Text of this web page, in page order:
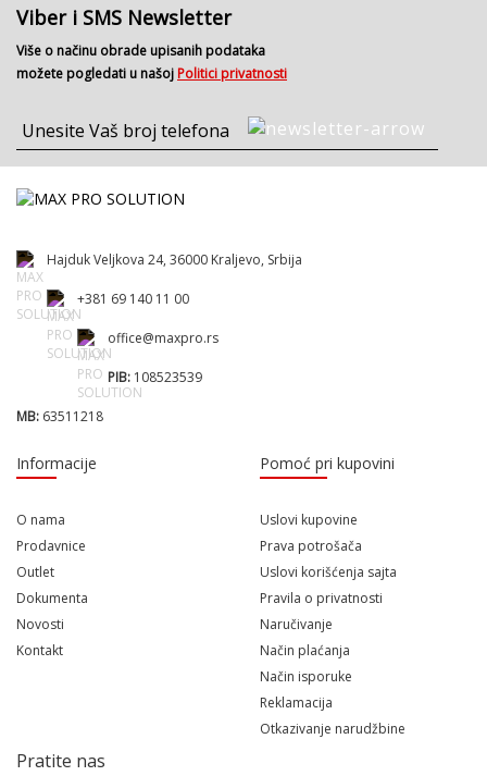
Viber i SMS Newsletter
Više o načinu obrade upisanih podataka
možete pogledati u našoj Politici privatnosti
Hajduk Veljkova 24, 36000 Kraljevo, Srbija
+381 69 140 11 00
office@maxpro.rs
PIB: 108523539
MB: 63511218
Informacije
O nama
Prodavnice
Outlet
Dokumenta
Novosti
Kontakt
Pomoć pri kupovini
Uslovi kupovine
Prava potrošača
Uslovi korišćenja sajta
Pravila o privatnosti
Naručivanje
Način plaćanja
Način isporuke
Reklamacija
Otkazivanje narudžbine
Pratite nas